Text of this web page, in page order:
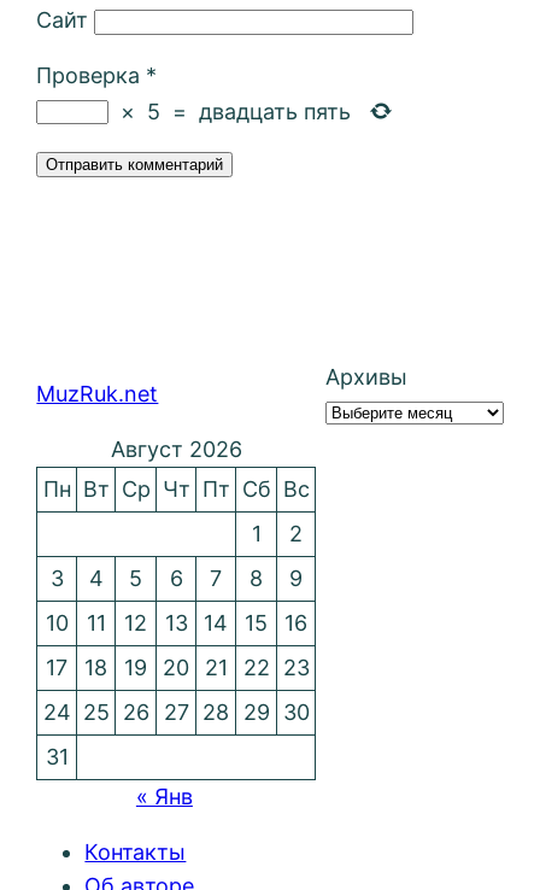
Сайт
Проверка *
×
5 = двадцать пять
MuzRuk.net
Архивы
Август 2026
Пн Вт Ср Чт Пт Сб Вс
1
2
3
4 5 6 7 8
9
10
11 12 13 14 15
16
17
18 19 20 21 22
23
24 25 26 27 28 29
30
31
« Янв
Контакты